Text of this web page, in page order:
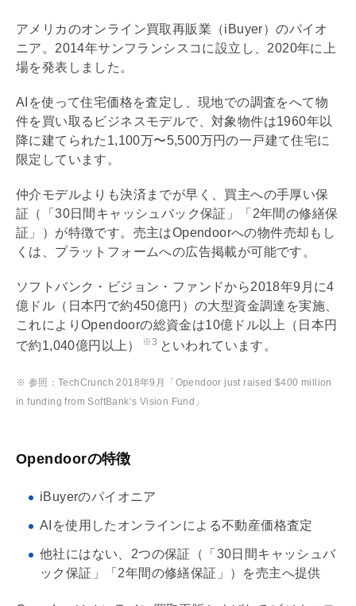
アメリカのオンライン買取再販業（iBuyer）のパイオ
ニア。2014年サンフランシスコに設立し、2020年に上
場を発表しました。
AIを使って住宅価格を査定し、現地での調査をへて物
件を買い取るビジネスモデルで、対象物件は1960年以
降に建てられた1,100万〜5,500万円の一戸建て住宅に
限定しています。
仲介モデルよりも決済までが早く、買主への手厚い保
証（「30日間キャッシュバック保証」「2年間の修繕保
証」）が特徴です。売主はOpendoorへの物件売却もし
くは、プラットフォームへの広告掲載が可能です。
ソフトバンク・ビジョン・ファンドから2018年9月に4
億ドル（日本円で約450億円）の大型資金調達を実施、
これによりOpendoorの総資金は10億ドル以上（日本円
で約1,040億円以上）
※3 といわれています。
※ 参照：TechCrunch 2018年9月「Opendoor just raised $400 million
in funding from SoftBank’s Vision Fund」
Opendoorの特徴
iBuyerのパイオニア
AIを使用したオンラインによる不動産価格査定
他社にはない、2つの保証（「30日間キャッシュバ
ック保証」「2年間の修繕保証」）を売主へ提供